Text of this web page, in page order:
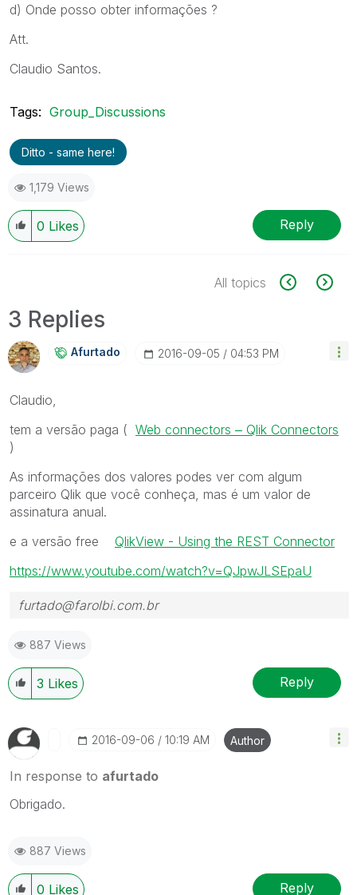
d) Onde posso obter informações ?
Att.
Claudio Santos.
Tags: Group_Discussions
Ditto - same here!
1,179 Views
0 Likes Reply
All topics
3 Replies
Afurtado ‎2016-09-05 04:53 PM
Claudio,
tem a versão paga ( Web connectors ‒ Qlik Connectors
)
As informações dos valores podes ver com algum
parceiro Qlik que você conheça, mas é um valor de
assinatura anual.
e a versão free QlikView - Using the REST Connector
https://www.youtube.com/watch?v=QJpwJLSEpaU
furtado@farolbi.com.br
887 Views
3 Likes Reply
‎2016-09-06 10:19 AM Author
In response to afurtado
Obrigado.
887 Views
0 Likes Reply